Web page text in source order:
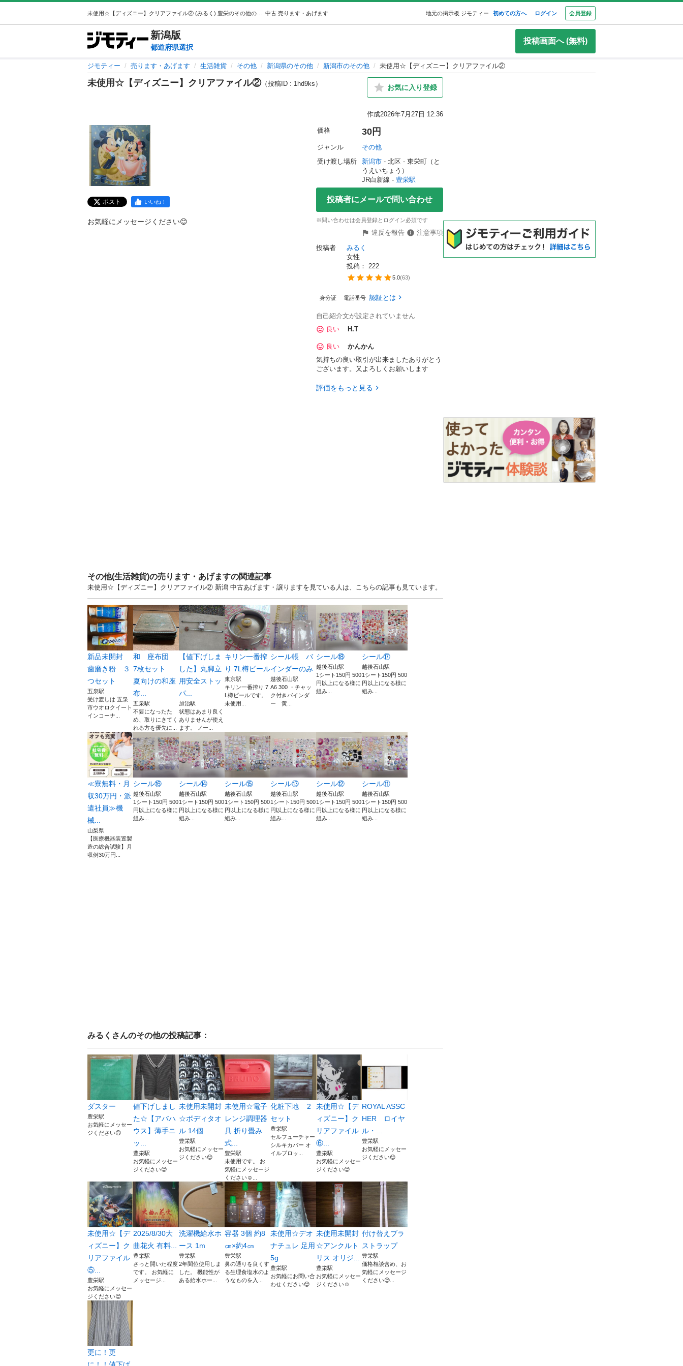
中古 売ります・あげます 地元の掲示板 ジモティー 初めての方へ ログイン 会員登録
新潟版
都道府県選択
投稿画面へ (無料)
ジモティー 売ります・あげます 生活雑貨 その他 新潟県のその他 新潟市のその他 未使用☆【ディズニー】クリアファイル②
未使用☆【ディズニー】クリアファイル②（投稿ID : 1hd9ks） お気に入り登録
作成2026年7月27日 12:36
ポスト いいね！
お気軽にメッセージください😊
価格 30円
ジャンル
その他
受け渡し場所
新潟市 - 北区 - 東栄町（と
うえいちょう）
JR白新線 - 豊栄駅
投稿者にメールで問い合わせ
※問い合わせは会員登録とログイン必須です
違反を報告
注意事項
投稿者
みるく
女性
投稿： 222
5.0(63)
身分証 電話番号 認証とは
自己紹介文が設定されていません
良い
H.T
良い
かんかん
気持ちの良い取引が出来ましたありがとう
ございます。又よろしくお願いします
評価をもっと見る
その他(生活雑貨)の売ります・あげますの関連記事
未使用☆【ディズニー】クリアファイル② 新潟 中古あげます・譲りますを見ている人は、こちらの記事も見ています。
新品未開封
歯磨き粉 ３
つセット
五泉駅
受け渡しは 五泉
市ウオロクイート
インコーナ...
和 座布団
7枚セット
夏向けの和座
布...
五泉駅
不要になったた
め、取りにきてく
れる方を優先に...
【値下げしま
した】丸脚立
用安全ストッ
パ...
加治駅
状態はあまり良く
ありませんが使え
ます。 ノー...
キリン一番搾
り 7L樽ビール
東京駅
キリン一番搾り 7
L樽ビールです。
未使用...
シール帳 バ
インダーのみ
越後石山駅
A6 300 ・チャッ
ク付きバインダ
ー 黄...
シール⑱
越後石山駅
1シート150円 500
円以上になる様に
組み...
シール⑰
越後石山駅
1シート150円 500
円以上になる様に
組み...
≪寮無料・月
収30万円・派
遣社員≫機
械...
山梨県
【医療機器装置製
造の総合試験】月
収例30万円...
シール⑯
越後石山駅
1シート150円 500
円以上になる様に
組み...
シール⑭
越後石山駅
1シート150円 500
円以上になる様に
組み...
シール⑮
越後石山駅
1シート150円 500
円以上になる様に
組み...
シール⑬
越後石山駅
1シート150円 500
円以上になる様に
組み...
シール⑫
越後石山駅
1シート150円 500
円以上になる様に
組み...
シール⑪
越後石山駅
1シート150円 500
円以上になる様に
組み...
みるく さんのその他の投稿記事：
ダスター
豊栄駅
お気軽にメッセー
ジください😊
値下げしまし
た☆【アバハ
ウス】薄手ニ
ッ...
豊栄駅
お気軽にメッセー
ジください😊
未使用未開封
☆ボディタオ
ル 14個
豊栄駅
お気軽にメッセー
ジください😊
未使用☆電子
レンジ調理器
具 折り畳み
式...
豊栄駅
未使用です。 お
気軽にメッセージ
ください☺️...
化粧下地 2
セット
豊栄駅
セルフューチャー
シルキカバー オ
イルブロッ...
未使用☆【デ
ィズニー】ク
リアファイル
⑥...
豊栄駅
お気軽にメッセー
ジください😊
ROYAL ASSC
HER ロイヤ
ル・...
豊栄駅
お気軽にメッセー
ジください😊
未使用☆【デ
ィズニー】ク
リアファイル
⑤...
豊栄駅
お気軽にメッセー
ジください😊
2025/8/30大
曲花火 有料...
豊栄駅
さっと開いた程度
です。 お気軽に
メッセージ...
洗濯機給水ホ
ース 1m
豊栄駅
2年間位使用しま
した。 機能性が
ある給水ホー...
容器 3個 約8
㎝×約4㎝
豊栄駅
鼻の通りを良くす
る生理食塩水のよ
うなものを入...
未使用☆デオ
ナチュレ 足用
5g
豊栄駅
お気軽にお問い合
わせください😊
未使用未開封
☆アンクルト
リス オリジ...
豊栄駅
お気軽にメッセー
ジください☺️
付け替えブラ
ストラップ
豊栄駅
価格相談含め、お
気軽にメッセージ
ください😊...
更に！更